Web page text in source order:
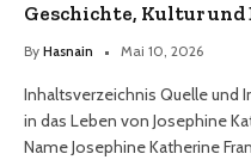
Geschichte, Kultur und
By Hasnain Mai 10, 2026
Inhaltsverzeichnis Quelle und
in das Leben von Josephine
Name Josephine Katherine